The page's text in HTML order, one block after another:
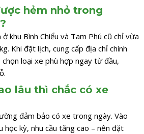
hẻm nhỏ trong
khu Bình Chiểu và Tam Phú cũ chỉ vừa
Khi đặt lịch, cung cấp địa chỉ chính
loại xe phù hợp ngay từ đầu,
lâu thì chắc có xe
đảm bảo có xe trong ngày. Vào
học kỳ, nhu cầu tăng cao – nên đặt